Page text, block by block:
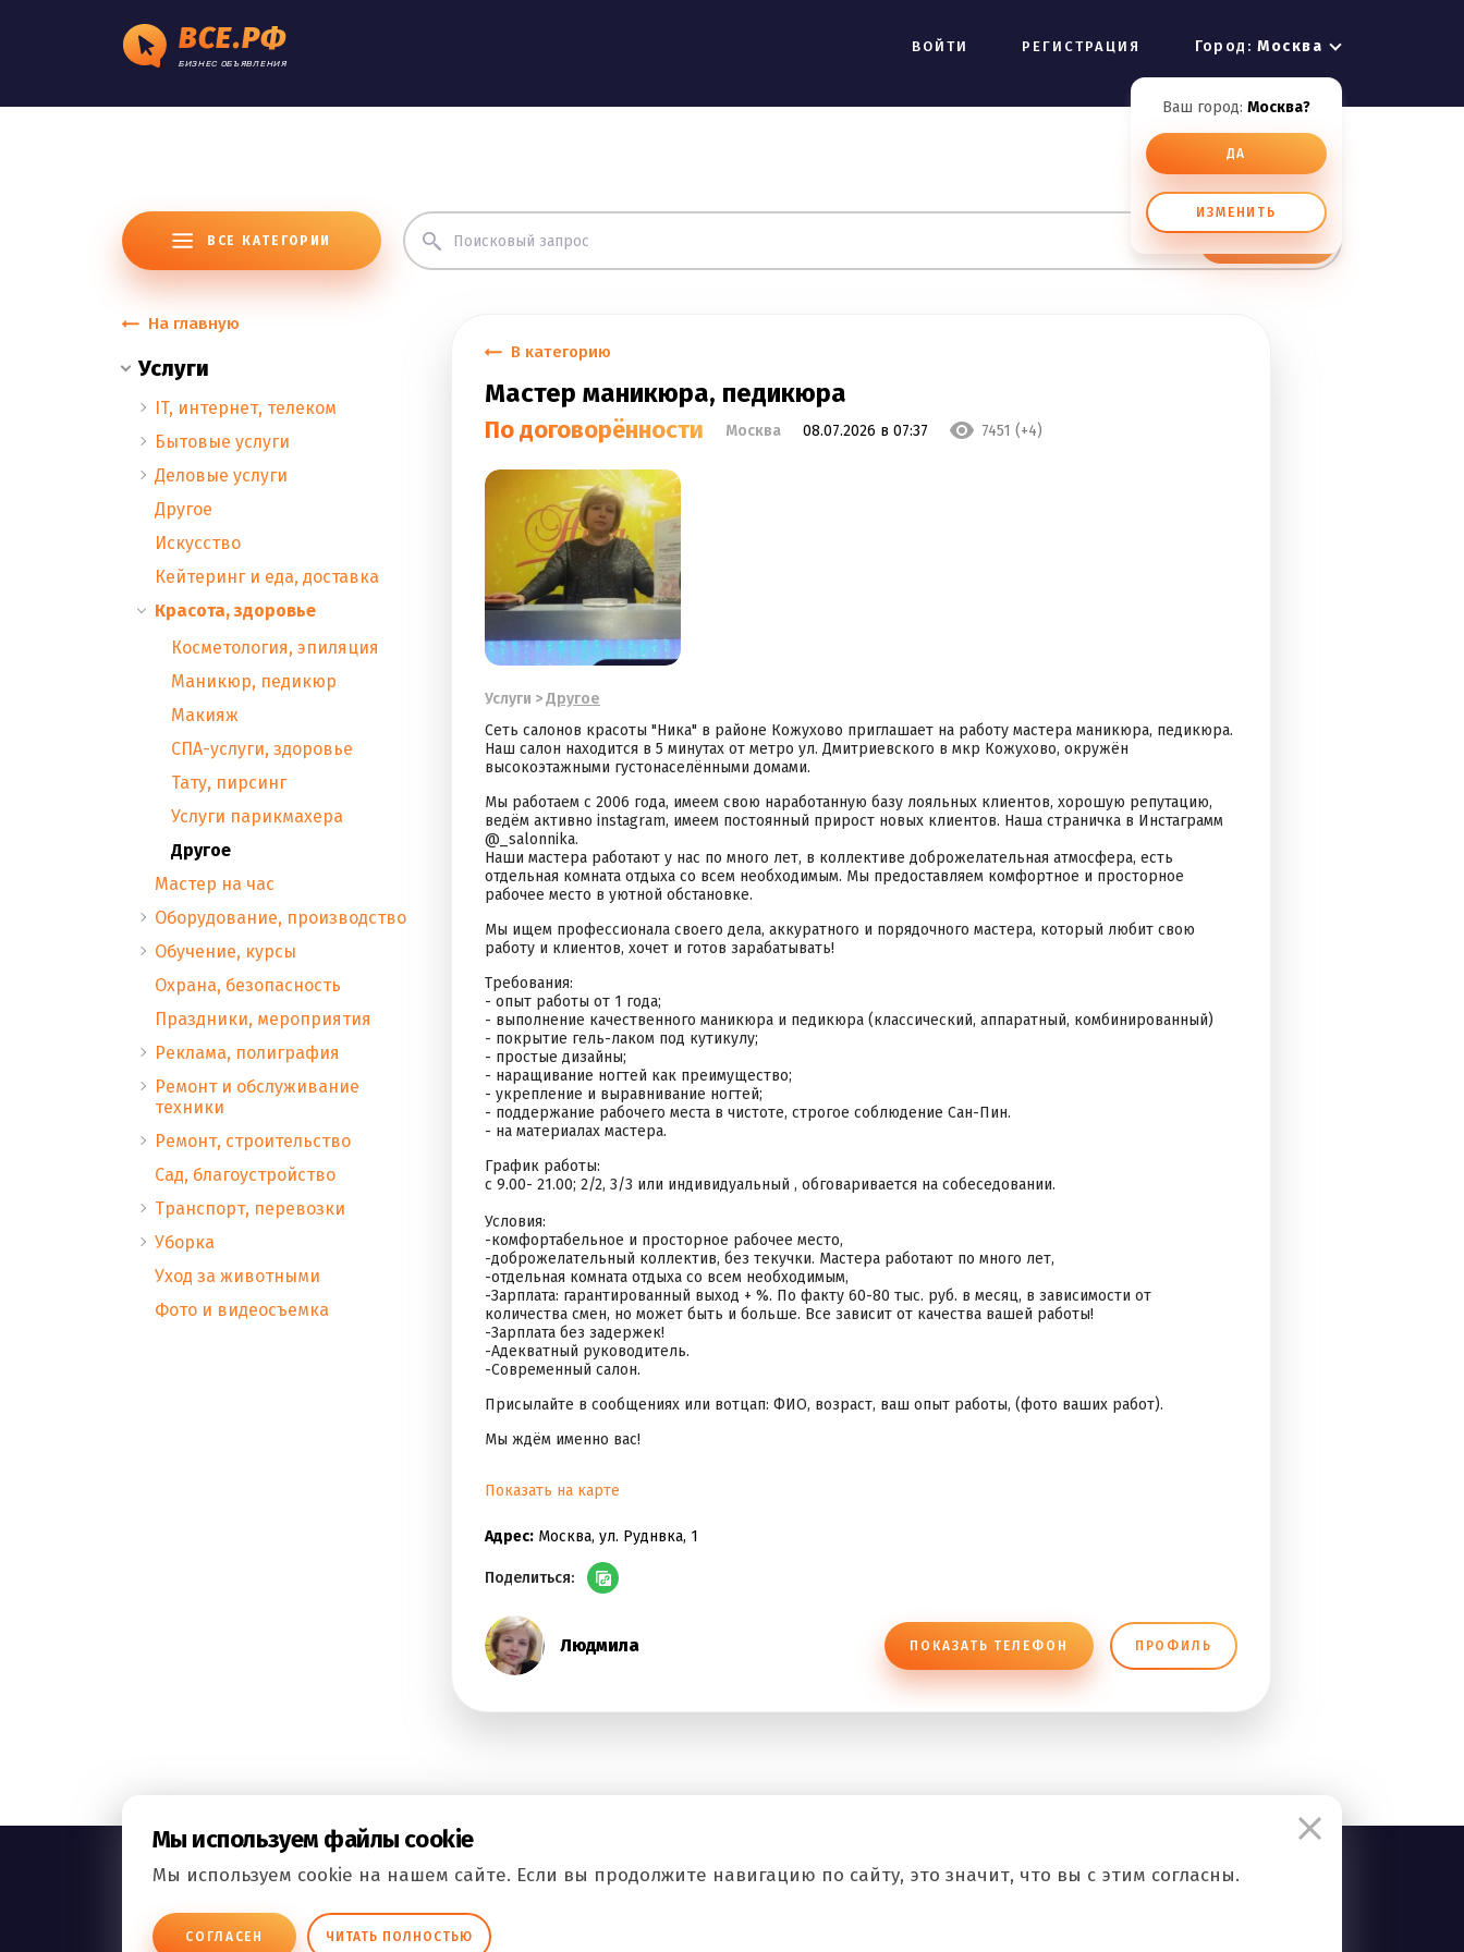
ВСЕ.РФ
БИЗНЕС ОБЪЯВЛЕНИЯ
ВОЙТИ РЕГИСТРАЦИЯ Город:Москва
Ваш город: Москва?
ДА
ИЗМЕНИТЬ
ВСЕ КАТЕГОРИИ
На главную
Услуги
IT, интернет, телеком
Бытовые услуги
Деловые услуги
Другое
Искусство
Кейтеринг и еда, доставка
Красота, здоровье
Косметология, эпиляция
Маникюр, педикюр
Макияж
СПА-услуги, здоровье
Тату, пирсинг
Услуги парикмахера
Другое
Мастер на час
Оборудование, производство
Обучение, курсы
Охрана, безопасность
Праздники, мероприятия
Реклама, полиграфия
Ремонт и обслуживание
техники
Ремонт, строительство
Сад, благоустройство
Транспорт, перевозки
Уборка
Уход за животными
Фото и видеосъемка
В категорию
Мастер маникюра, педикюра
По договорённости Москва 08.07.2026 в 07:37 7451 (+4)
Услуги >Другое
Сеть салонов красоты "Ника" в районе Кожухово приглашает на работу мастера маникюра, педикюра.
Наш салон находится в 5 минутах от метро ул. Дмитриевского в мкр Кожухово, окружён
высокоэтажными густонаселёнными домами.
Мы работаем с 2006 года, имеем свою наработанную базу лояльных клиентов, хорошую репутацию,
ведём активно instagram, имеем постоянный прирост новых клиентов. Наша страничка в Инстаграмм
@_salonnika.
Наши мастера работают у нас по много лет, в коллективе доброжелательная атмосфера, есть
отдельная комната отдыха со всем необходимым. Мы предоставляем комфортное и просторное
рабочее место в уютной обстановке.
Мы ищем профессионала своего дела, аккуратного и порядочного мастера, который любит свою
работу и клиентов, хочет и готов зарабатывать!
Требования:
- опыт работы от 1 года;
- выполнение качественного маникюра и педикюра (классический, аппаратный, комбинированный)
- покрытие гель-лаком под кутикулу;
- простые дизайны;
- наращивание ногтей как преимущество;
- укрепление и выравнивание ногтей;
- поддержание рабочего места в чистоте, строгое соблюдение Сан-Пин.
- на материалах мастера.
График работы:
с 9.00- 21.00; 2/2, 3/3 или индивидуальный , обговаривается на собеседовании.
Условия:
-комфортабельное и просторное рабочее место,
-доброжелательный коллектив, без текучки. Мастера работают по много лет,
-отдельная комната отдыха со всем необходимым,
-Зарплата: гарантированный выход + %. По факту 60-80 тыс. руб. в месяц, в зависимости от
количества смен, но может быть и больше. Все зависит от качества вашей работы!
-Зарплата без задержек!
-Адекватный руководитель.
-Современный салон.
Присылайте в сообщениях или вотцап: ФИО, возраст, ваш опыт работы, (фото ваших работ).
Мы ждём именно вас!
Показать на карте
Адрес: Москва, ул. Руднвка, 1
Поделиться:
Людмила ПОКАЗАТЬ ТЕЛЕФОН ПРОФИЛЬ
ВСЕ.РФ Copyright © 2026 Все.Рф Все права защищены
Мы используем файлы cookie
Мы используем cookie на нашем сайте. Если вы продолжите навигацию по сайту, это значит, что вы с этим согласны.
СОГЛАСЕН ЧИТАТЬ ПОЛНОСТЬЮ